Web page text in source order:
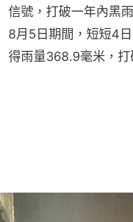
信號，打破一年內黑
8月5日期間，短短4
得雨量368.9毫米，打